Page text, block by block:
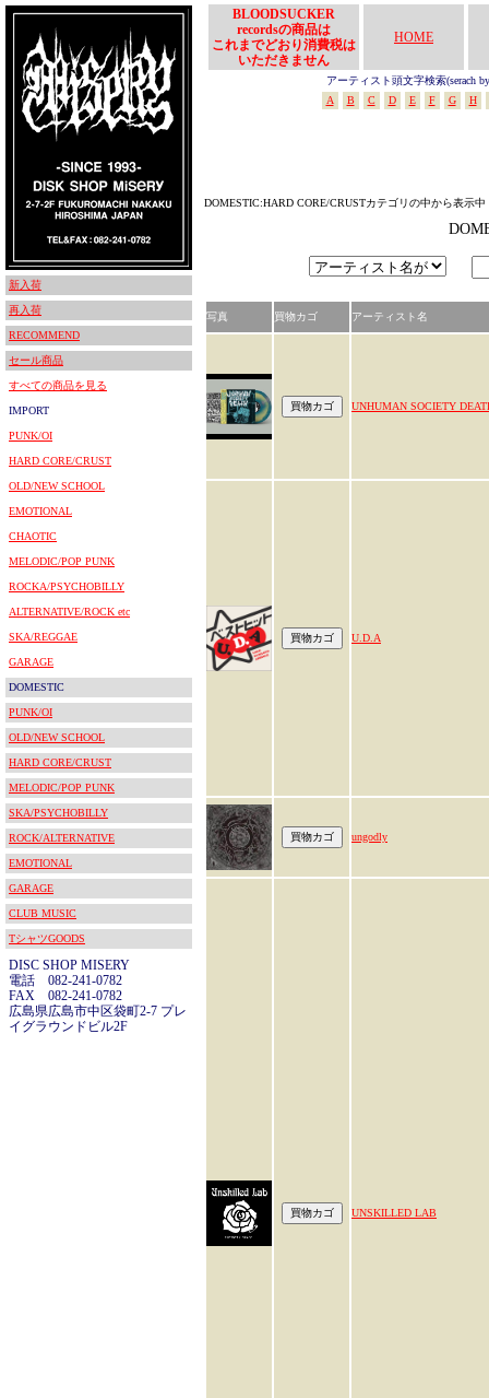
新入荷
再入荷
RECOMMEND
セール商品
すべての商品を見る
IMPORT
PUNK/OI
HARD CORE/CRUST
OLD/NEW SCHOOL
EMOTIONAL
CHAOTIC
MELODIC/POP PUNK
ROCKA/PSYCHOBILLY
ALTERNATIVE/ROCK etc
SKA/REGGAE
GARAGE
DOMESTIC
PUNK/OI
OLD/NEW SCHOOL
HARD CORE/CRUST
MELODIC/POP PUNK
SKA/PSYCHOBILLY
ROCK/ALTERNATIVE
EMOTIONAL
GARAGE
CLUB MUSIC
TシャツGOODS
DISC SHOP MISERY
電話 082-241-0782
FAX 082-241-0782
広島県広島市中区袋町2-7 プレ
イグラウンドビル2F
BLOODSUCKER
recordsの商品は
これまでどおり消費税は
いただきません
HOME
アーティスト頭文字検索(serach
A
B C D E F G H
DOMESTIC:HARD CORE/CRUSTカテゴリの中から表示中
写真 買物カゴ アーティスト名
UNHUMAN SOCIETY
U.D.A
ungodly
UNSKILLED LAB